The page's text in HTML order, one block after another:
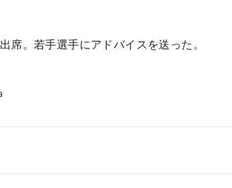
席。若手選手にアドバイスを送った。